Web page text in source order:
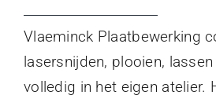
Vlaeminck Plaatbewerking
lasersnijden, plooien,
volledig in het eigen atelier.